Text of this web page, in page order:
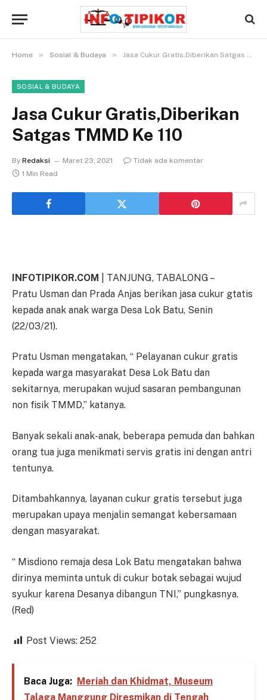
Home » Sosial & Budaya » Jasa Cukur Gratis,Diberikan Satgas TMMD Ke 110
SOSIAL & BUDAYA
Jasa Cukur Gratis,Diberikan
Satgas TMMD Ke 110
By Redaksi Maret 23, 2021
Tidak ada komentar
1 Min Read
INFOTIPIKOR.COM
| TANJUNG, TABALONG –
Pratu Usman dan Prada Anjas berikan jasa cukur gtatis
kepada anak anak warga Desa Lok Batu, Senin
(22/03/21).
Pratu Usman mengatakan, “ Pelayanan cukur gratis
kepada warga masyarakat Desa Lok Batu dan
sekitarnya, merupakan wujud sasaran pembangunan
non fisik TMMD,” katanya.
Banyak sekali anak-anak, beberapa pemuda dan bahkan
orang tua juga menikmati servis gratis ini dengan antri
tentunya.
Ditambahkannya, layanan cukur gratis tersebut juga
merupakan upaya menjalin semangat kebersamaan
dengan masyarakat.
“ Misdiono remaja desa Lok Batu mengatakan bahwa
dirinya meminta untuk di cukur botak sebagai wujud
syukur karena Desanya dibangun TNI,” pungkasnya.
(Red)
Post Views: 252
Baca Juga: Meriah dan Khidmat, Museum
Talaga Manggung Diresmikan di Tengah